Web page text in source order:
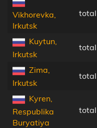
Vikhorevka,
Irkutsk
total
Kuytun,
Irkutsk
total
Zima,
Irkutsk
total
Kyren,
Respublika
Buryatiya
total